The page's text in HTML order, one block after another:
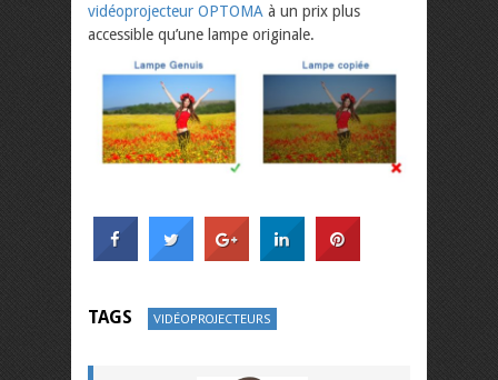
vidéoprojecteur OPTOMA à un prix plus
accessible qu’une lampe originale.
TAGS VIDÉOPROJECTEURS